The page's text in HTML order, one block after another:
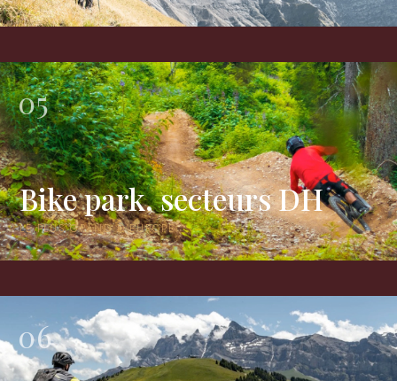
05
Bike park, secteurs DH
LE PLUS GRAND D’EUROPE
06